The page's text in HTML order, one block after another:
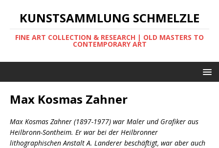
KUNSTSAMMLUNG SCHMELZLE
FINE ART COLLECTION & RESEARCH | OLD MASTERS TO
CONTEMPORARY ART
Max Kosmas Zahner
Max Kosmas Zahner (1897-1977) war Maler und Grafiker aus
Heilbronn-Sontheim. Er war bei der Heilbronner
lithographischen Anstalt A. Landerer beschäftigt, war aber auch